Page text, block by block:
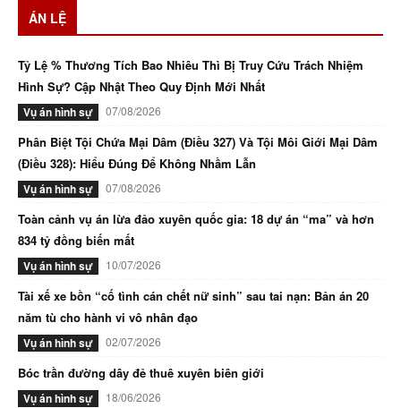
ÁN LỆ
Tỷ Lệ % Thương Tích Bao Nhiêu Thì Bị Truy Cứu Trách Nhiệm
Hình Sự? Cập Nhật Theo Quy Định Mới Nhất
Vụ án hình sự 07/08/2026
Phân Biệt Tội Chứa Mại Dâm (Điều 327) Và Tội Môi Giới Mại Dâm
(Điều 328): Hiểu Đúng Để Không Nhầm Lẫn
Vụ án hình sự 07/08/2026
Toàn cảnh vụ án lừa đảo xuyên quốc gia: 18 dự án “ma” và hơn
834 tỷ đồng biến mất
Vụ án hình sự 10/07/2026
Tài xế xe bồn “cố tình cán chết nữ sinh” sau tai nạn: Bản án 20
năm tù cho hành vi vô nhân đạo
Vụ án hình sự 02/07/2026
Bóc trần đường dây đẻ thuê xuyên biên giới
Vụ án hình sự 18/06/2026